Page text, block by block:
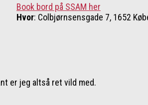
Book bord på SSAM her
Hvor: Colbjørnsensgade 7, 1652
er jeg altså ret vild med.